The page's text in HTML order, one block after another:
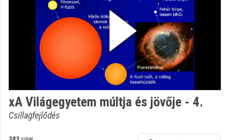
Categories
Playlists
Contributors
xA Világegyetem múltja és jövője - 4.
Csillagfejlődés